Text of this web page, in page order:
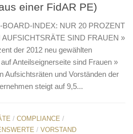
einer FidAR PE)
INDEX: NUR 20 PROZENT
AUFSICHTSRÄTE SIND FRAUEN »
der 2012 neu gewählten
Anteilseignerseite sind Frauen »
Aufsichtsräten und Vorständen der
steigt auf 9,5...
/ COMPLIANCE /
/ VORSTAND